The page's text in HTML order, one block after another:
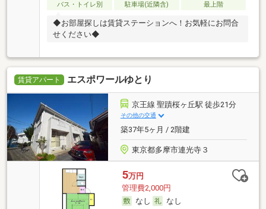
バス・トイレ別
駐車場(近隣含) 最上階
◆お部屋探しは賃貸ステーションへ！お気軽にお問合
せください◆
賃貸アパート エスポワールゆとり
京王線 聖蹟桜ヶ丘駅 徒歩21分
その他の交通
築37年5ヶ月 / 2階建
東京都多摩市連光寺３
5万円
管理費2,000円
なし
なし